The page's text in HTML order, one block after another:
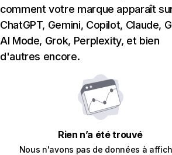
comment votre marque apparaît
ChatGPT, Gemini, Copilot, Claude,
AI Mode, Grok, Perplexity, et bien
d'autres encore.
Rien n’a été trouvé
Nous n'avons pas de données à